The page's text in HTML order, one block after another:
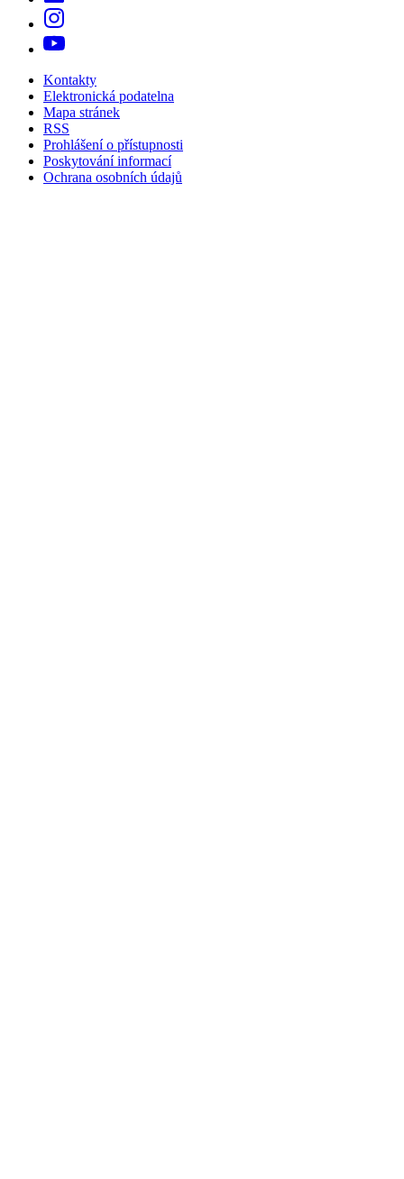
Kontakty
Elektronická podatelna
Mapa stránek
RSS
Prohlášení o přístupnosti
Poskytování informací
Ochrana osobních údajů